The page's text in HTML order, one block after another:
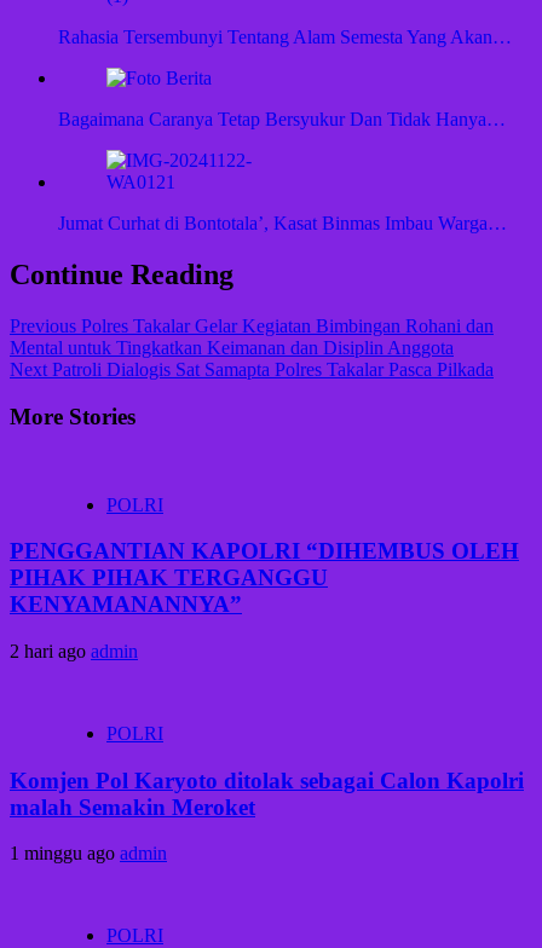
Rahasia Tersembunyi Tentang Alam Semesta Yang Akan…
Bagaimana Caranya Tetap Bersyukur Dan Tidak Hanya…
Jumat Curhat di Bontotala’, Kasat Binmas Imbau Warga…
Continue Reading
Previous Polres Takalar Gelar Kegiatan Bimbingan Rohani dan
Mental untuk Tingkatkan Keimanan dan Disiplin Anggota
Next Patroli Dialogis Sat Samapta Polres Takalar Pasca Pilkada
More Stories
POLRI
PENGGANTIAN KAPOLRI “DIHEMBUS OLEH
PIHAK PIHAK TERGANGGU
KENYAMANANNYA”
2 hari ago admin
POLRI
Komjen Pol Karyoto ditolak sebagai Calon Kapolri
malah Semakin Meroket
1 minggu ago admin
POLRI